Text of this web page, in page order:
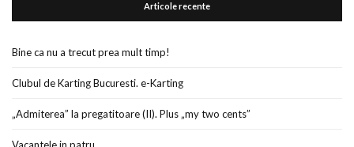
Articole recente
Bine ca nu a trecut prea mult timp!
Clubul de Karting Bucuresti. e-Karting
„Admiterea” la pregatitoare (II). Plus „my two cents”